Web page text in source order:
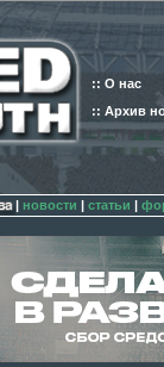
:: О нас
:: Архив
| новости | статьи |